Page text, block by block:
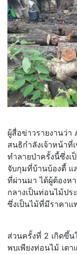
ผู้สื่อข่าวรายงานว่า
สนธิกำลังเจ้าหน้าที่
ทำลายป่าครั้งนี้ซึ่งเ
จับกุมที่บ้านบ้องตี้ แ
ที่ผ่านมา ได้ผู้ต้องห
กลางเป็นท่อนไม้ป
ซึ่งเป็นไม้ที่มีราคาแ
ส่วนครั้งที่ 2 เกิดขึ้
พบเพียงท่อนไม้ เตา